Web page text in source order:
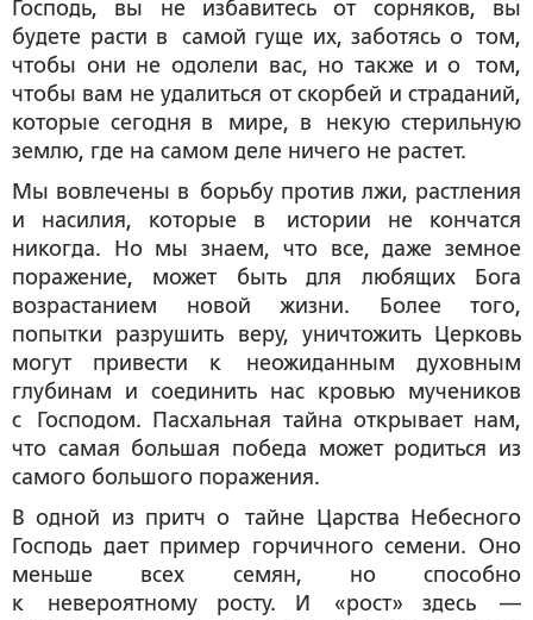
Господь, вы не избавитесь от сорняков, вы
будете расти в самой гуще их, заботясь о том,
чтобы они не одолели вас, но также и о том,
чтобы вам не удалиться от скорбей и страданий,
которые сегодня в мире, в некую стерильную
землю, где на самом деле ничего не растет.
Мы вовлечены в борьбу против лжи, растления
и насилия, которые в истории не кончатся
никогда. Но мы знаем, что все, даже земное
поражение, может быть для любящих Бога
возрастанием новой жизни. Более того,
попытки разрушить веру, уничтожить Церковь
могут привести к неожиданным духовным
глубинам и соединить нас кровью мучеников
с Господом. Пасхальная тайна открывает нам,
что самая большая победа может родиться из
самого большого поражения.
В одной из притч о тайне Царства Небесного
Господь дает пример горчичного семени. Оно
меньше всех семян, но способно
к невероятному росту. И «рост» здесь —